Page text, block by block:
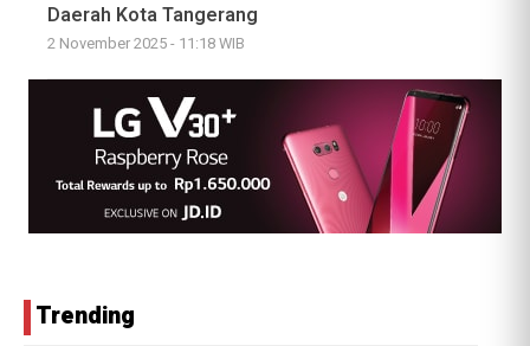
Daerah Kota Tangerang
2 November 2025 - 11:18 WIB
Trending